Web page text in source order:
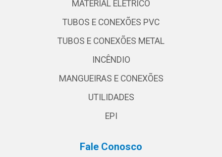
MATERIAL ELÉTRICO
TUBOS E CONEXÕES PVC
TUBOS E CONEXÕES METAL
INCÊNDIO
MANGUEIRAS E CONEXÕES
UTILIDADES
EPI
Fale Conosco